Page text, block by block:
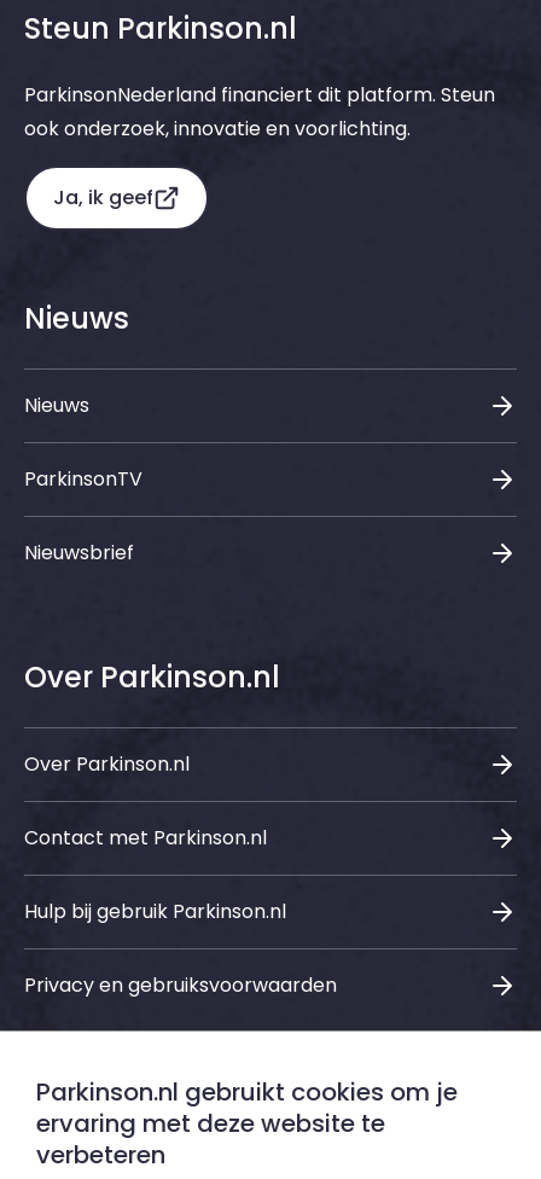
Steun Parkinson.nl
ParkinsonNederland financiert dit platform. Steun
ook onderzoek, innovatie en voorlichting.
Ja, ik geef
Nieuws
Nieuws
ParkinsonTV
Nieuwsbrief
Over Parkinson.nl
Over Parkinson.nl
Contact met Parkinson.nl
Hulp bij gebruik Parkinson.nl
Privacy en gebruiksvoorwaarden
Sociale media
Parkinson.nl gebruikt cookies om je
ervaring met deze website te
verbeteren